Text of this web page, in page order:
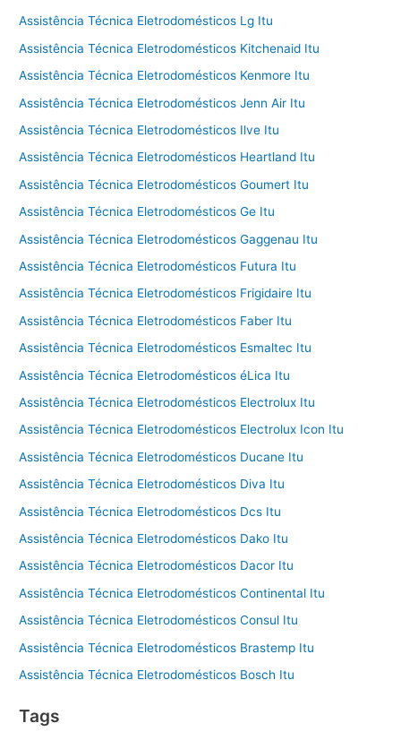
Assistência Técnica Eletrodomésticos Lg Itu
Assistência Técnica Eletrodomésticos Kitchenaid Itu
Assistência Técnica Eletrodomésticos Kenmore Itu
Assistência Técnica Eletrodomésticos Jenn Air Itu
Assistência Técnica Eletrodomésticos Ilve Itu
Assistência Técnica Eletrodomésticos Heartland Itu
Assistência Técnica Eletrodomésticos Goumert Itu
Assistência Técnica Eletrodomésticos Ge Itu
Assistência Técnica Eletrodomésticos Gaggenau Itu
Assistência Técnica Eletrodomésticos Futura Itu
Assistência Técnica Eletrodomésticos Frigidaire Itu
Assistência Técnica Eletrodomésticos Faber Itu
Assistência Técnica Eletrodomésticos Esmaltec Itu
Assistência Técnica Eletrodomésticos éLica Itu
Assistência Técnica Eletrodomésticos Electrolux Itu
Assistência Técnica Eletrodomésticos Electrolux Icon Itu
Assistência Técnica Eletrodomésticos Ducane Itu
Assistência Técnica Eletrodomésticos Diva Itu
Assistência Técnica Eletrodomésticos Dcs Itu
Assistência Técnica Eletrodomésticos Dako Itu
Assistência Técnica Eletrodomésticos Dacor Itu
Assistência Técnica Eletrodomésticos Continental Itu
Assistência Técnica Eletrodomésticos Consul Itu
Assistência Técnica Eletrodomésticos Brastemp Itu
Assistência Técnica Eletrodomésticos Bosch Itu
Tags